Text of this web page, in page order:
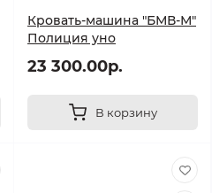
Кровать-машина "БМВ-М"
Полиция уно
23 300.00р.
В корзину